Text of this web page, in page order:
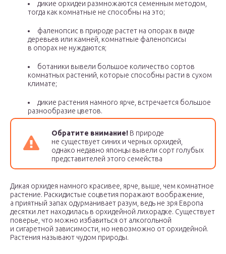
дикие орхидеи размножаются семенным методом,
тогда как комнатные не способны на это;
фаленопсис в природе растет на опорах в виде
деревьев или камней, комнатные фаленопсисы
в опорах не нуждаются;
ботаники вывели большое количество сортов
комнатных растений, которые способны расти в сухом
климате;
дикие растения намного ярче, встречается большое
разнообразие цветов.
Обратите внимание! В природе
не существует синих и черных орхидей,
однако недавно японцы вывели сорт голубых
представителей этого семейства
Дикая орхидея намного красивее, ярче, выше, чем комнатное
растение. Раскидистые соцветия поражают воображение,
а приятный запах одурманивает разум, ведь не зря Европа
десятки лет находилась в орхидейной лихорадке. Существует
поверье, что можно избавиться от алкогольной
и сигаретной зависимости, но невозможно от орхидейной.
Растения называют чудом природы.